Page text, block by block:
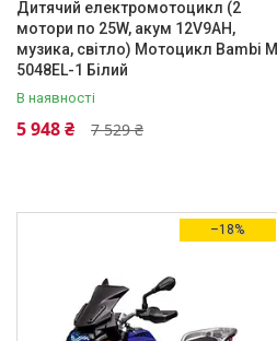
Ще 8
Колір
Бежевий
Блакитний 4
Бірюзовий 1
Кількість місць в електро-/
Дитячий електромотоцикл (2
мотори по 25W, акум 12V9AH,
музика, світло) Мотоцикл Bambi M
5048EL-1 Білий
В наявності
7 529 ₴
5 948 ₴
–18%